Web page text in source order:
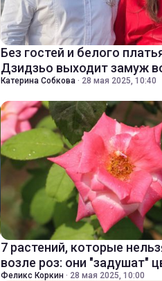
Без гостей и белого
Дзидзьо выходит замуж
Катерина Собкова · 28 мая 2025, 10:40
7 растений, которые
возле роз: они "задушат"
Феликс Коркин · 28 мая 2025, 10:00